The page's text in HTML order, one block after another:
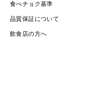
食べチョク基準
品質保証について
飲食店の方へ